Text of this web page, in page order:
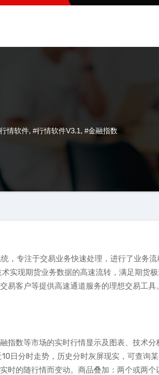
情软件, #行情软件V3.1, #金融指数
，专注于交易业务快速处理，进行了业务流
实现期货业务数据的高速流转，满足期货
易客户等提供高速通道服务的理想交易工具
指数等市场的实时行情显示及图表、技术分
日分时走势，历史分时灰屏现实，可查询某
时的随行情而变动。商品叠加：两个或两个